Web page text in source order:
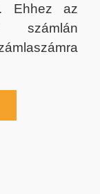
Ehhez az
számlán